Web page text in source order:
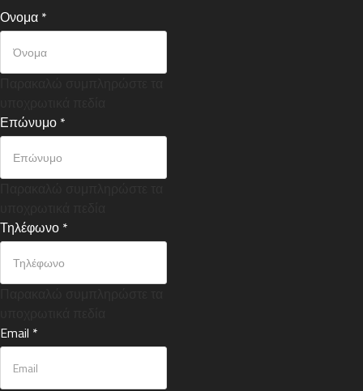
Ονομα *
Επώνυμο *
Τηλέφωνο *
Email *